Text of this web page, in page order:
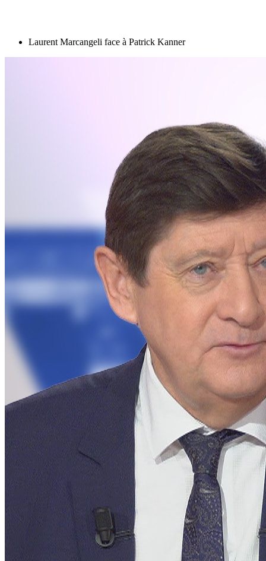
Laurent Marcangeli face à Patrick Kanner